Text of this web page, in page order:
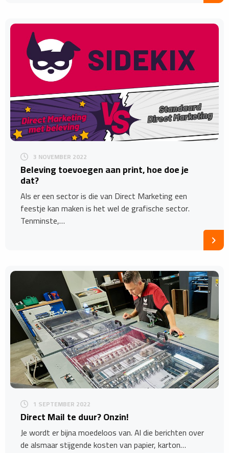
3 NOVEMBER 2022
Beleving toevoegen aan print, hoe doe je
dat?
Als er een sector is die van Direct Marketing een
feestje kan maken is het wel de grafische sector.
Tenminste,…
1 SEPTEMBER 2022
Direct Mail te duur? Onzin!
Je wordt er bijna moedeloos van. Al die berichten over
de alsmaar stijgende kosten van papier, karton…